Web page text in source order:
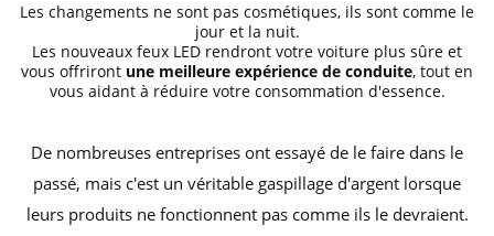
Les changements ne sont pas cosmétiques, ils sont comme le
jour et la nuit.
Les nouveaux feux LED rendront votre voiture plus sûre et
vous offriront une meilleure expérience de conduite, tout en
vous aidant à réduire votre consommation d'essence.
De nombreuses entreprises ont essayé de le faire dans le
passé, mais c'est un véritable gaspillage d'argent lorsque
leurs produits ne fonctionnent pas comme ils le devraient.